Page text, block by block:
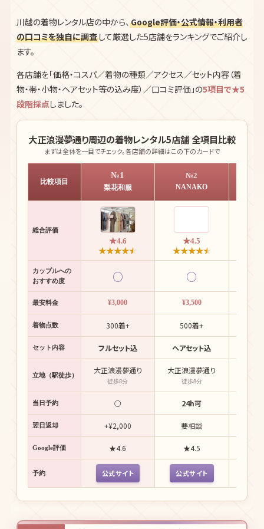
川越の着物レンタル店の中から、Google評価・公式情報・利用者
の口コミを独自に調査して厳選した5店舗をランキングでご紹介し
ます。
各店舗を「価格・コスパ／着物の種類／アクセス／セット内容（着
物・帯・小物・ヘアセット等の込み度）／口コミ評価」の5項目で★5
段階採点しました。
大正浪漫夢通り周辺の着物レンタル5店舗 全項目比較
まずは全体を一目でチェック。各店舗の詳細はこの下のカードで
比較項目
№1
梨花和服
№2
NANAKO
総合評価
★4.6
★★★★★
★4.5
★★★★★
カップルへの
おすすめ度
○ ○
最安料金 ¥3,000 ¥3,500
着物点数 300着+ 500着+
セット内容 フルセット込 ヘアセット込
立地（駅徒歩） 大正浪漫夢通り
徒歩8分
大正浪漫夢通り
徒歩8分
当日予約 ○ 24h可
翌日返却 +¥2,000 要相談
Google評価 ★4.6 ★4.5
予約 公式サイト 公式サイト